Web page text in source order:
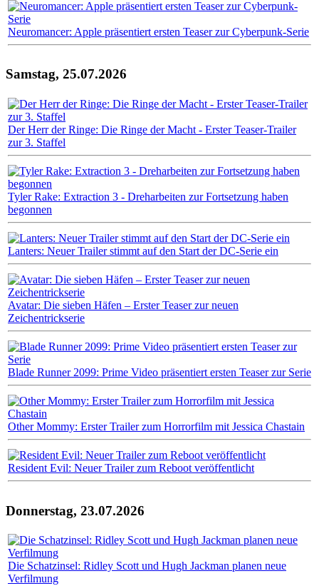
Neuromancer: Apple präsentiert ersten Teaser zur Cyberpunk-Serie
Samstag, 25.07.2026
Der Herr der Ringe: Die Ringe der Macht - Erster Teaser-Trailer
zur 3. Staffel
Tyler Rake: Extraction 3 - Dreharbeiten zur Fortsetzung haben
begonnen
Lanters: Neuer Trailer stimmt auf den Start der DC-Serie ein
Avatar: Die sieben Häfen – Erster Teaser zur neuen
Zeichentrickserie
Blade Runner 2099: Prime Video präsentiert ersten Teaser zur Serie
Other Mommy: Erster Trailer zum Horrorfilm mit Jessica Chastain
Resident Evil: Neuer Trailer zum Reboot veröffentlicht
Donnerstag, 23.07.2026
Die Schatzinsel: Ridley Scott und Hugh Jackman planen neue
Verfilmung